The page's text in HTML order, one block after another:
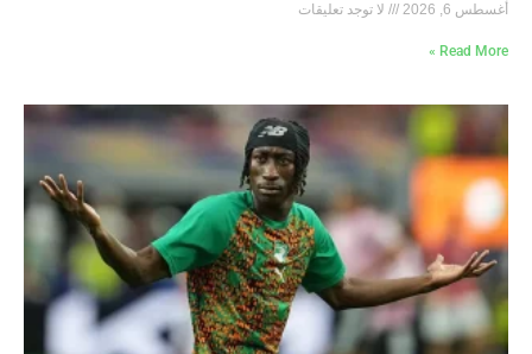
أغسطس 6, 2026 لا توجد تعليقات
Read More »